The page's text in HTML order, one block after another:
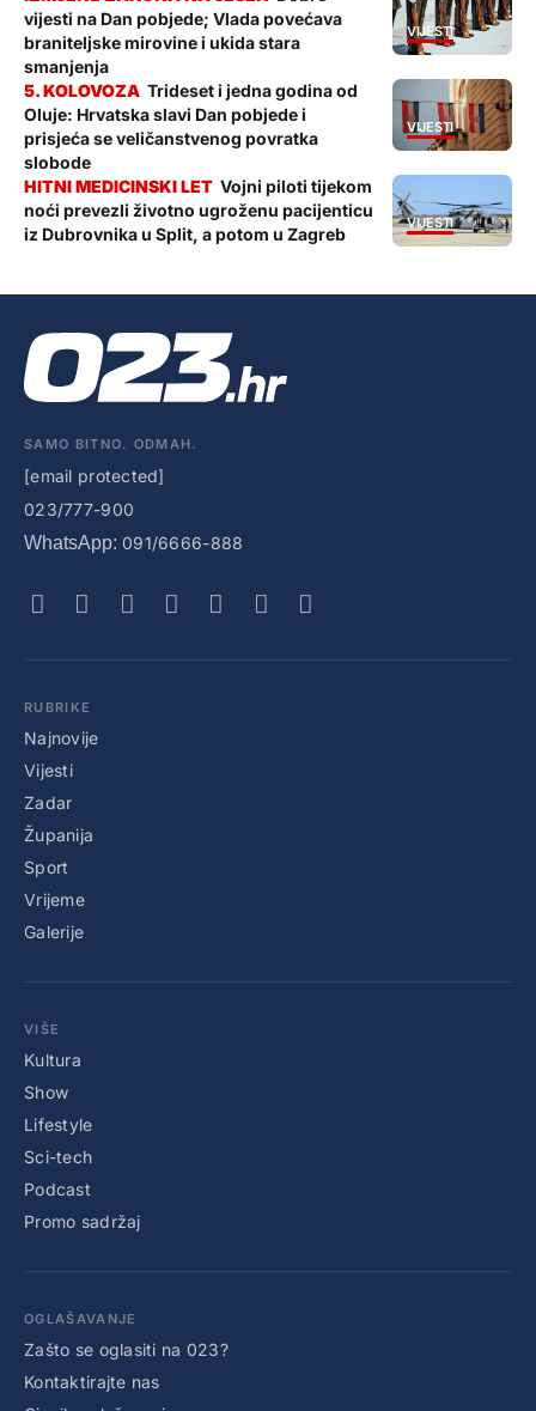
VIJESTI
vijesti na Dan pobjede; Vlada povećava
braniteljske mirovine i ukida stara
smanjenja
VIJESTI
Trideset i jedna godina od
Oluje: Hrvatska slavi Dan pobjede i
prisjeća se veličanstvenog povratka
slobode
VIJESTI
Vojni piloti tijekom
noći prevezli životno ugroženu pacijenticu
iz Dubrovnika u Split, a potom u Zagreb
SAMO BITNO. ODMAH.
[email protected]
023/777-900
WhatsApp: 091/6666-888
RUBRIKE
Najnovije
Vijesti
Zadar
Županija
Sport
Vrijeme
Galerije
VIŠE
Kultura
Show
Lifestyle
Sci-tech
Podcast
Promo sadržaj
OGLAŠAVANJE
Zašto se oglasiti na 023?
Kontaktirajte nas